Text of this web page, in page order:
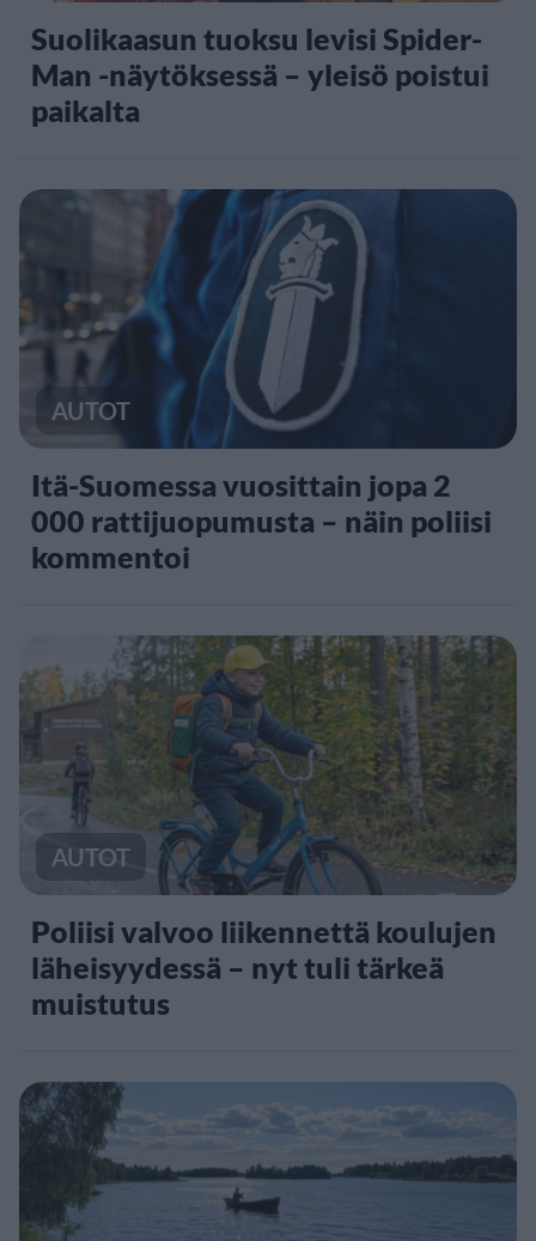
Suolikaasun tuoksu levisi Spider-
Man -näytöksessä – yleisö poistui
paikalta
AUTOT
Itä-Suomessa vuosittain jopa 2
000 rattijuopumusta – näin poliisi
kommentoi
AUTOT
Poliisi valvoo liikennettä koulujen
läheisyydessä – nyt tuli tärkeä
muistutus